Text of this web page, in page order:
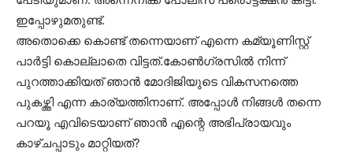
ഇപ്പോഴുമതുണ്ട്.
അതൊക്കെ കൊണ്ട് തന്നെയാണ് എന്നെ കമ്യൂണിസ്റ്റ്
പാർട്ടി കൊല്ലാതെ വിട്ടത്.കോൺഗ്രസിൽ നിന്ന്
പുറത്താക്കിയത് ഞാൻ മോദിജിയുടെ വികസനത്തെ
പുകഴ്ത്തി എന്ന കാര്യത്തിനാണ്. അപ്പോൾ നിങ്ങൾ തന്നെ
പറയൂ എവിടെയാണ് ഞാൻ എന്റെ അഭിപ്രായവും
കാഴ്ചപ്പാടും മാറ്റിയത്?